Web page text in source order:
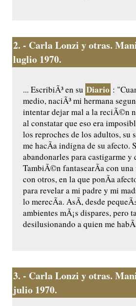
2. - Carla Lonzi y otras.
luglio 1970.
... EscribiÃ³ en su Diario :
medio, naciÃ³ mi hermana
intentar dejar mal a la reciÃ©n
al constatar que eso era
los reproches de los adultos, su
me hacÃ­a indigna de su
abandonarles para castigarme
TambiÃ©n fantasearÃ­a con
con otros, en la que ponÃ­a
para revelar a mi padre y mi
lo merecÃ­a. AsÃ­, desde
ambientes mÃ¡s dispares, pero
desilusionando a quien me
3. - Carla Lonzi y otras.
julio 1970.